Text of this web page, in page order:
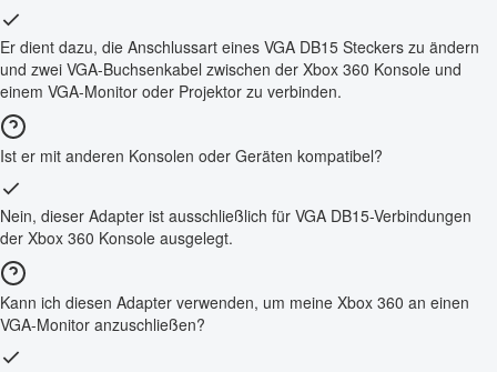
Er dient dazu, die Anschlussart eines VGA DB15 Steckers zu ändern
und zwei VGA-Buchsenkabel zwischen der Xbox 360 Konsole und
einem VGA-Monitor oder Projektor zu verbinden.
Ist er mit anderen Konsolen oder Geräten kompatibel?
Nein, dieser Adapter ist ausschließlich für VGA DB15-Verbindungen
der Xbox 360 Konsole ausgelegt.
Kann ich diesen Adapter verwenden, um meine Xbox 360 an einen
VGA-Monitor anzuschließen?